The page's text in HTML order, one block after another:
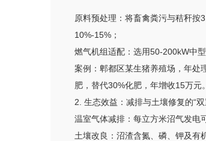
原料预处理：将畜禽粪污与秸秆
10%-15%；
燃气机组适配：选用50-200kW中
案例：郫都区某生猪养殖场，年处
肥，替代30%化肥，年增收15万元。
2. 生态效益：减排与土壤修复的“双
温室气体减排：每立方米沼气发电
土壤改良：沼渣含氮、磷、钾及有